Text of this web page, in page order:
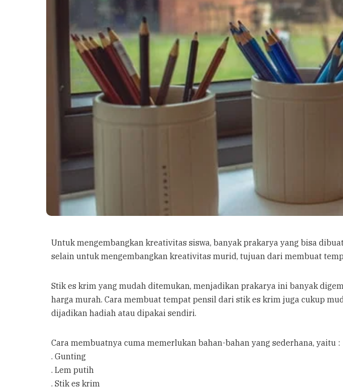
Untuk mengembangkan kreativitas siswa, banyak prakarya yang bisa
selain untuk mengembangkan kreativitas murid, tujuan dari membuat
Stik es krim yang mudah ditemukan, menjadikan prakarya ini banyak
harga murah. Cara membuat tempat pensil dari stik es krim juga cukup
dijadikan hadiah atau dipakai sendiri.
Cara membuatnya cuma memerlukan bahan-bahan yang sederhana, yaitu :
. Gunting
. Lem putih
. Stik es krim